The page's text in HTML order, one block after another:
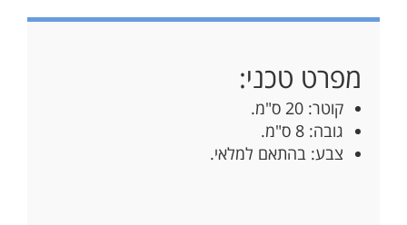
מפרט טכני:
קוטר: 20 ס"מ.
גובה: 8 ס"מ.
צבע: בהתאם למלאי.